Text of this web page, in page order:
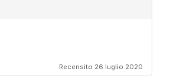
Recensito 26 luglio 2020